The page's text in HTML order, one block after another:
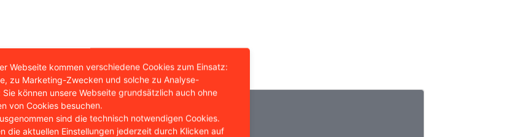
Webseite kommen verschiedene Cookies zum Einsatz:
zu Marketing-Zwecken und solche zu Analyse-
können unsere Webseite grundsätzlich auch ohne
von Cookies besuchen.
sind die technisch notwendigen Cookies.
die aktuellen Einstellungen jederzeit durch Klicken auf